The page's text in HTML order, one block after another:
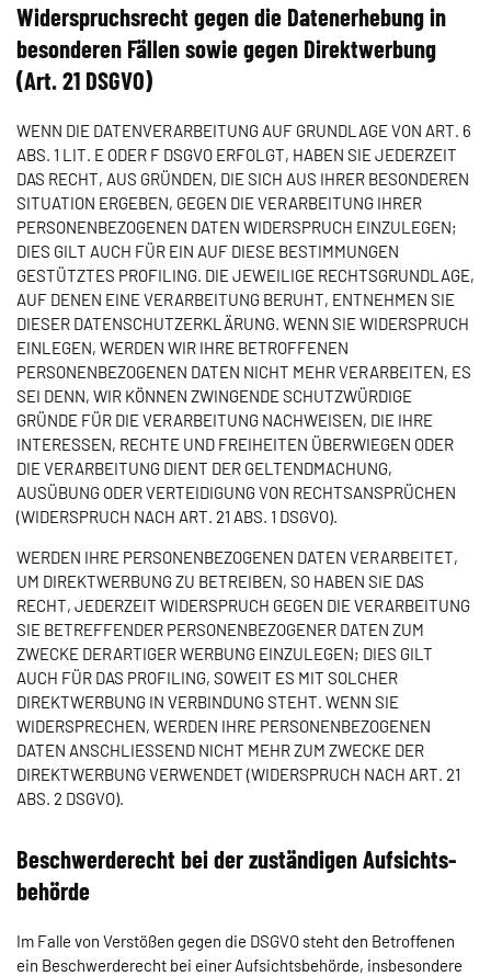
Widerspruchsrecht gegen die Datenerhebung in
besonderen Fällen sowie gegen Direktwerbung
(Art. 21 DSGVO)
WENN DIE DATENVERARBEITUNG AUF GRUNDLAGE VON ART. 6
ABS. 1 LIT. E ODER F DSGVO ERFOLGT, HABEN SIE JEDERZEIT
DAS RECHT, AUS GRÜNDEN, DIE SICH AUS IHRER BESONDEREN
SITUATION ERGEBEN, GEGEN DIE VERARBEITUNG IHRER
PERSONENBEZOGENEN DATEN WIDERSPRUCH EINZULEGEN;
DIES GILT AUCH FÜR EIN AUF DIESE BESTIMMUNGEN
GESTÜTZTES PROFILING. DIE JEWEILIGE RECHTSGRUNDLAGE,
AUF DENEN EINE VERARBEITUNG BERUHT, ENTNEHMEN SIE
DIESER DATENSCHUTZERKLÄRUNG. WENN SIE WIDERSPRUCH
EINLEGEN, WERDEN WIR IHRE BETROFFENEN
PERSONENBEZOGENEN DATEN NICHT MEHR VERARBEITEN, ES
SEI DENN, WIR KÖNNEN ZWINGENDE SCHUTZWÜRDIGE
GRÜNDE FÜR DIE VERARBEITUNG NACHWEISEN, DIE IHRE
INTERESSEN, RECHTE UND FREIHEITEN ÜBERWIEGEN ODER
DIE VERARBEITUNG DIENT DER GELTENDMACHUNG,
AUSÜBUNG ODER VERTEIDIGUNG VON RECHTSANSPRÜCHEN
(WIDERSPRUCH NACH ART. 21 ABS. 1 DSGVO).
WERDEN IHRE PERSONENBEZOGENEN DATEN VERARBEITET,
UM DIREKTWERBUNG ZU BETREIBEN, SO HABEN SIE DAS
RECHT, JEDERZEIT WIDERSPRUCH GEGEN DIE VERARBEITUNG
SIE BETREFFENDER PERSONENBEZOGENER DATEN ZUM
ZWECKE DERARTIGER WERBUNG EINZULEGEN; DIES GILT
AUCH FÜR DAS PROFILING, SOWEIT ES MIT SOLCHER
DIREKTWERBUNG IN VERBINDUNG STEHT. WENN SIE
WIDERSPRECHEN, WERDEN IHRE PERSONENBEZOGENEN
DATEN ANSCHLIESSEND NICHT MEHR ZUM ZWECKE DER
DIREKTWERBUNG VERWENDET (WIDERSPRUCH NACH ART. 21
ABS. 2 DSGVO).
Beschwerde­recht bei der zuständigen Aufsichts­
behörde
Im Falle von Verstößen gegen die DSGVO steht den Betroffenen
ein Beschwerderecht bei einer Aufsichtsbehörde, insbesondere